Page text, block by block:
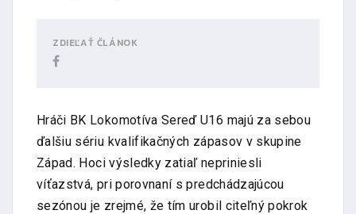
ZDIEĽAŤ ČLÁNOK
Hráči BK Lokomotíva Sereď U16 majú za sebou
ďalšiu sériu kvalifikačných zápasov v skupine
Západ. Hoci výsledky zatiaľ nepriniesli
víťazstvá, pri porovnaní s predchádzajúcou
sezónou je zrejmé, že tím urobil citeľný pokrok